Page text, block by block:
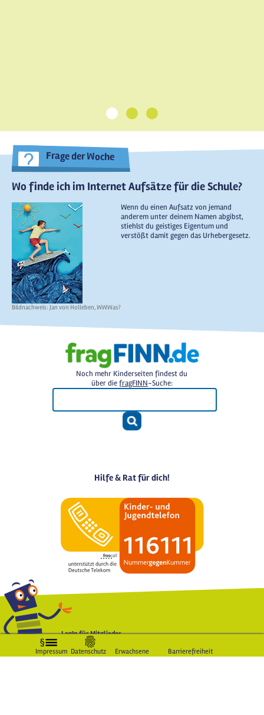
1 2 3
Frage der Woche
Wo finde ich im Internet Aufsätze für die Schule?
Bildnachweis: Jan von Holleben, WWWas?
Wenn du einen Aufsatz von jemand
anderem unter deinem Namen abgibst,
stiehlst du geistiges Eigentum und
verstößt damit gegen das Urhebergesetz.
Noch mehr Kinderseiten findest du
über diefragFINN-Suche:
Hilfe & Rat für dich!
LogIn für Mitglieder
Impressum Datenschutz Erwachsene Barrierefreiheit